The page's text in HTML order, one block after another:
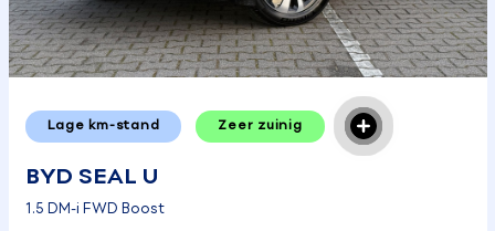
Lage km-stand Zeer zuinig
BYD SEAL U
1.5 DM-i FWD Boost